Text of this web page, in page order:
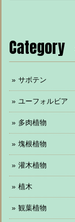
Category
サボテン
ユーフォルビア
多肉植物
塊根植物
灌木植物
植木
観葉植物